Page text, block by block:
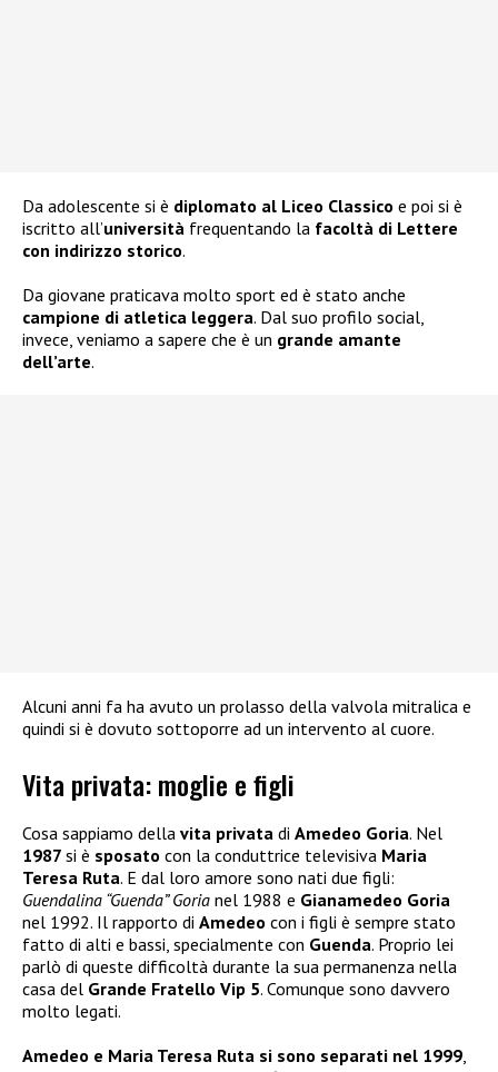
Da adolescente si è diplomato al Liceo Classico e poi si è
iscritto all’università frequentando la facoltà di Lettere
con indirizzo storico.
Da giovane praticava molto sport ed è stato anche
campione di atletica leggera. Dal suo profilo social,
invece, veniamo a sapere che è un grande amante
dell’arte.
Alcuni anni fa ha avuto un prolasso della valvola mitralica e
quindi si è dovuto sottoporre ad un intervento al cuore.
Vita privata: moglie e figli
Cosa sappiamo della vita privata di Amedeo Goria. Nel
1987 si è sposato con la conduttrice televisiva Maria
Teresa Ruta. E dal loro amore sono nati due figli:
Guendalina “Guenda” Goria nel 1988 e Gianamedeo Goria
nel 1992. Il rapporto di Amedeo con i figli è sempre stato
fatto di alti e bassi, specialmente con Guenda. Proprio lei
parlò di queste difficoltà durante la sua permanenza nella
casa del Grande Fratello Vip 5. Comunque sono davvero
molto legati.
Amedeo e Maria Teresa Ruta si sono separati nel 1999,